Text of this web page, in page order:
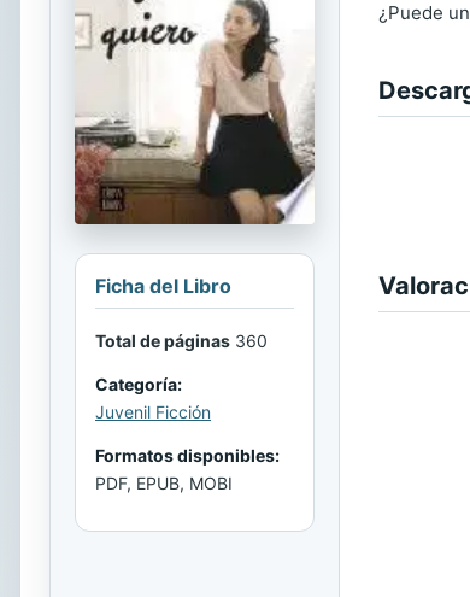
Ficha del Libro
Total de páginas 360
Categoría:
Juvenil Ficción
Formatos disponibles:
PDF, EPUB, MOBI
¿Puede